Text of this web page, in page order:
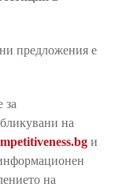
предложения е
за
на
и
на